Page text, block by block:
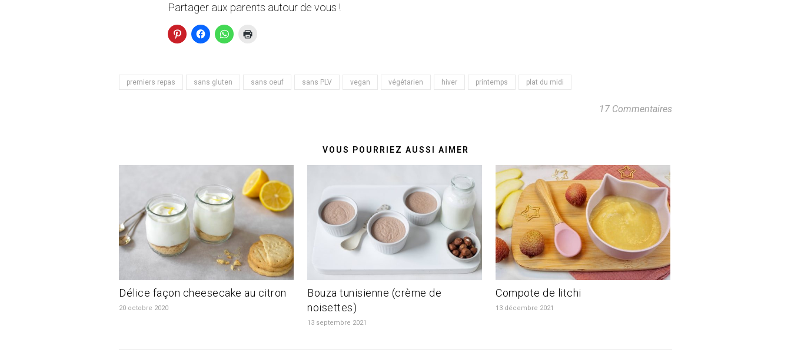
Partager aux parents autour de vous !
premiers repas sans gluten sans oeuf sans PLV vegan végétarien hiver printemps plat du midi
17 Commentaires
VOUS POURRIEZ AUSSI AIMER
Délice façon cheesecake au citron
20 octobre 2020
Bouza tunisienne (crème de
noisettes)
13 septembre 2021
Compote de litchi
13 décembre 2021